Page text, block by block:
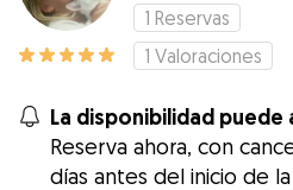
1 Reservas
1 Valoraciones
La disponibilidad
Reserva ahora, con
días antes del inicio de